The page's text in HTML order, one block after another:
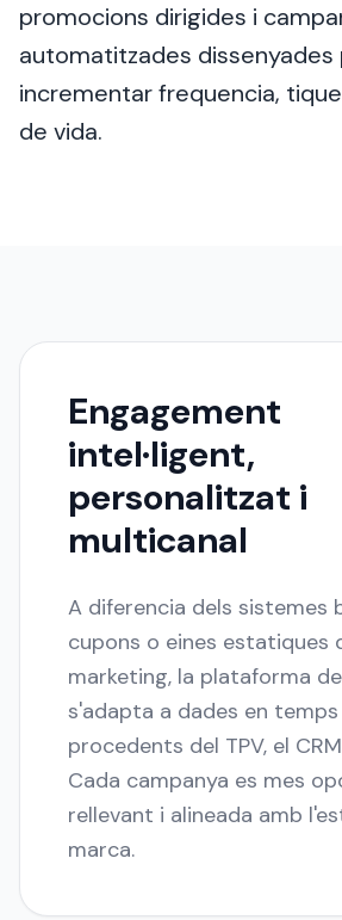
promocions dirigides i
automatitzades dissenyades
incrementar frequencia,
de vida.
Engagement
intel·ligent,
personalitzat i
multicanal
A diferencia dels sistemes
cupons o eines estatiques
marketing, la plataforma
s'adapta a dades en
procedents del TPV, el
Cada campanya es mes
rellevant i alineada amb
marca.